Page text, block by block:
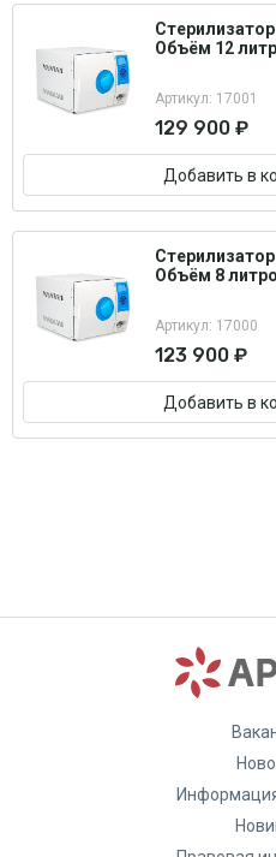
Объём 12
Артикул: 17001
129 900 ₽
Добавить в
Объём 8
Артикул: 17000
123 900 ₽
Добавить в